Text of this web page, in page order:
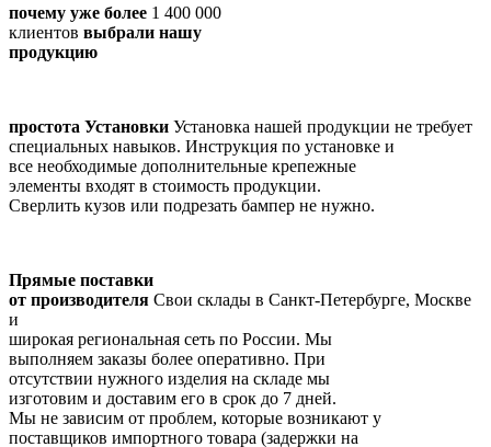
почему уже более 1 400 000
клиентов выбрали нашу
продукцию
простота Установки Установка нашей продукции не требует
специальных навыков. Инструкция по установке и
все необходимые дополнительные крепежные
элементы входят в стоимость продукции.
Сверлить кузов или подрезать бампер не нужно.
Прямые поставки
от производителя Cвои склады в Санкт-Петербурге, Москве
и
широкая региональная сеть по России. Мы
выполняем заказы более оперативно. При
отсутствии нужного изделия на складе мы
изготовим и доставим его в срок до 7 дней.
Мы не зависим от проблем, которые возникают у
поставщиков импортного товара (задержки на